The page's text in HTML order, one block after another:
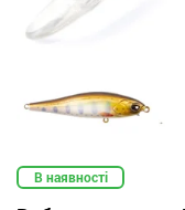
В наявності